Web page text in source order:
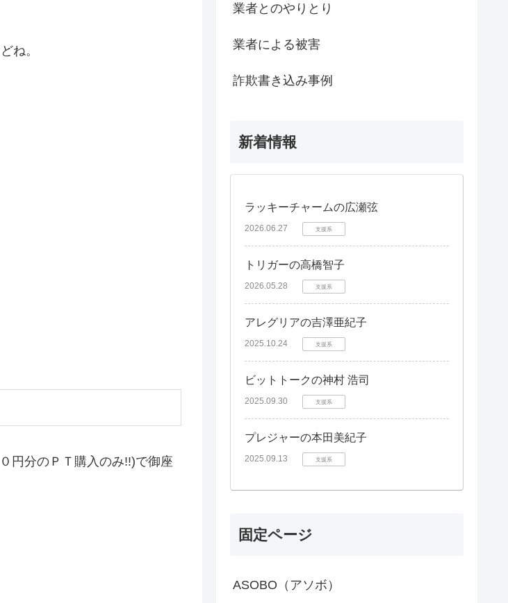
ね。
円分のＰＴ購入のみ!!)で御座
業者とのやりとり
業者による被害
詐欺書き込み事例
新着情報
ラッキーチャームの広瀬弦
2026.06.27 支援系
トリガーの高橋智子
2026.05.28 支援系
アレグリアの吉澤亜紀子
2025.10.24 支援系
ビットトークの神村 浩司
2025.09.30 支援系
プレジャーの本田美紀子
2025.09.13 支援系
固定ページ
ASOBO（アソボ）